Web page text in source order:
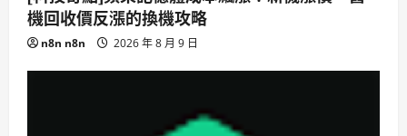
機回收價反漲的換機攻略
n8n n8n 2026 年 8 月 9 日